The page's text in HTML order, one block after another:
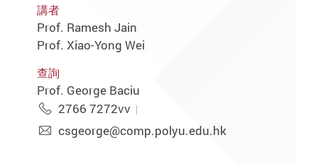
講者
Prof. Ramesh Jain
Prof. Xiao-Yong Wei
查詢
Prof. George Baciu
2766 7272vv
csgeorge@comp.polyu.edu.hk